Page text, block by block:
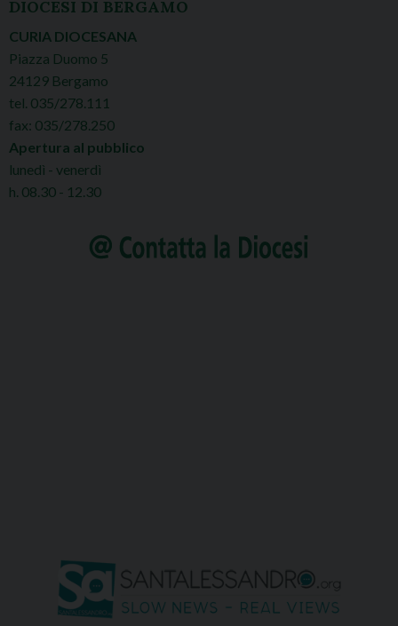
DIOCESI DI BERGAMO
CURIA DIOCESANA
Piazza Duomo 5
24129 Bergamo
tel. 035/278.111
fax: 035/278.250
Apertura al pubblico
lunedì - venerdì
h. 08.30 - 12.30